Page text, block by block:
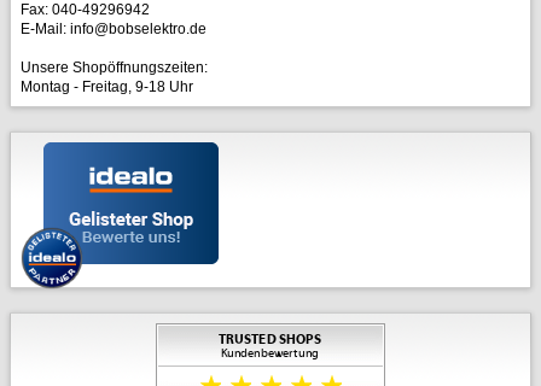
Fax: 040-49296942
E-Mail: info@bobselektro.de
Unsere Shopöffnungszeiten:
Montag - Freitag, 9-18 Uhr